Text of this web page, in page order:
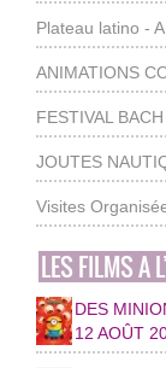
Plateau latino -
ANIMATIONS
FESTIVAL BACH
JOUTES
Visites
LES FILMS A
DES
12 AOÛT